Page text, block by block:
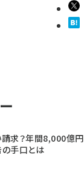
求？年間8,000億円
手口とは